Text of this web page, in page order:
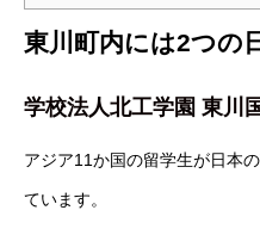
東川町内には2つの
学校法人北工学園 東川
アジア11か国の留学生が日本
ています。